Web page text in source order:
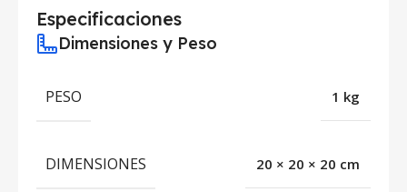
Especificaciones
Dimensiones y Peso
PESO 1 kg
DIMENSIONES 20 × 20 × 20 cm